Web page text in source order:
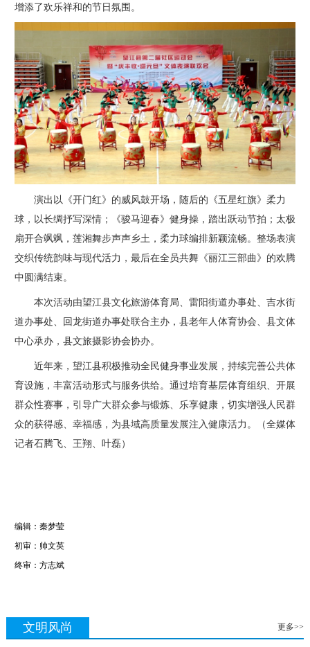
增添了欢乐祥和的节日氛围。
演出以《开门红》的威风鼓开场，随后的《五星红旗》柔力
球，以长绸抒写深情；《骏马迎春》健身操，踏出跃动节拍；太极
扇开合飒飒，莲湘舞步声声乡土，柔力球编排新颖流畅。整场表演
交织传统韵味与现代活力，最后在全员共舞《丽江三部曲》的欢腾
中圆满结束。
本次活动由望江县文化旅游体育局、雷阳街道办事处、吉水街
道办事处、回龙街道办事处联合主办，县老年人体育协会、县文体
中心承办，县文旅摄影协会协办。
近年来，望江县积极推动全民健身事业发展，持续完善公共体
育设施，丰富活动形式与服务供给。通过培育基层体育组织、开展
群众性赛事，引导广大群众参与锻炼、乐享健康，切实增强人民群
众的获得感、幸福感，为县域高质量发展注入健康活力。（全媒体
记者石腾飞、王翔、叶磊）
编辑：秦梦莹
初审：帅文英
终审：方志斌
文明风尚 更多>>